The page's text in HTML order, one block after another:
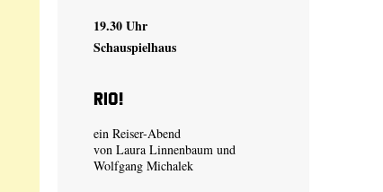
19.30 Uhr
Schauspielhaus
Rio!
ein Reiser-Abend
von Laura Linnenbaum und
Wolfgang Michalek